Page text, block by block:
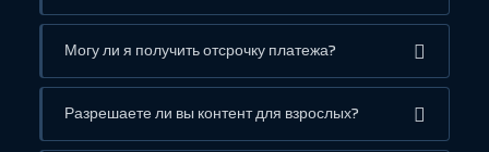
Могу ли я получить отсрочку платежа?
Разрешаете ли вы контент для взрослых?